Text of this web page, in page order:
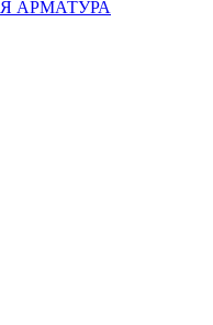
АРМАТУРА